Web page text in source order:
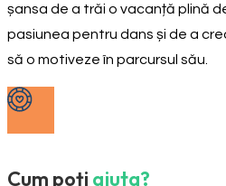
șansa de a trăi o vacanță plină
pasiunea pentru dans și de a
să o motiveze în parcursul său.
Cum poți ajuta?